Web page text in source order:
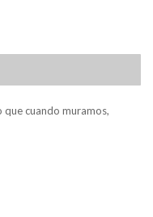
cuando muramos,